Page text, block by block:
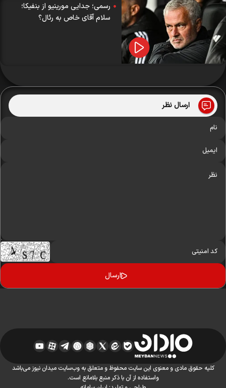
رسمی؛ جدایی مورینیو از بنفیکا؛
سلام آقای خاص به رئال؟
ارسال نظر
کلیه حقوق مادی و معنوی این سایت محفوظ و متعلق به وب‌سایت میدان نیوز می‌باشد
واستفاده از آن با ذکر منبع بلامانع است.